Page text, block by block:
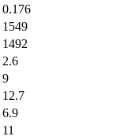
0.176
1549
1492
2.6
9
12.7
6.9
11